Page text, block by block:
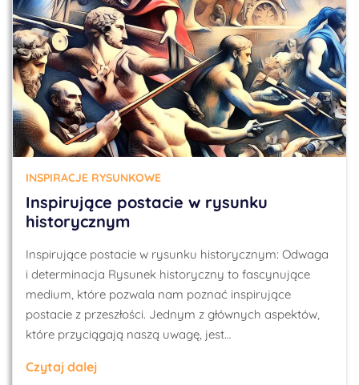
INSPIRACJE RYSUNKOWE
Inspirujące postacie w rysunku
historycznym
Inspirujące postacie w rysunku historycznym: Odwaga
i determinacja Rysunek historyczny to fascynujące
medium, które pozwala nam poznać inspirujące
postacie z przeszłości. Jednym z głównych aspektów,
które przyciągają naszą uwagę, jest…
Czytaj dalej